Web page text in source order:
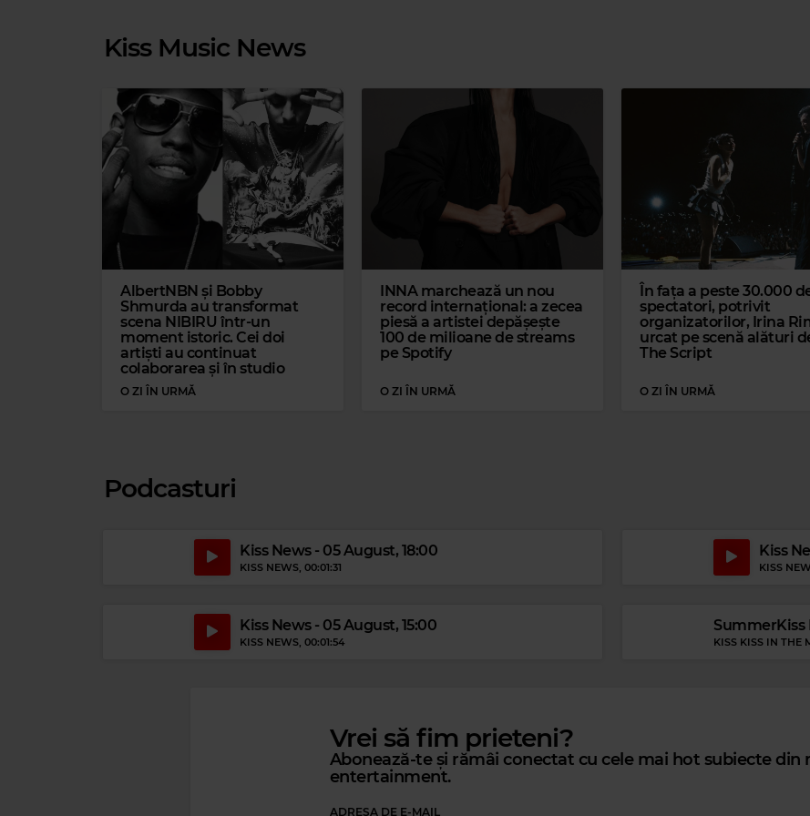
Magic Relax
QUEEN–ANOTHER ONE BITES THE DUST
Magic Classic Music
Kiss Music News
AlbertNBN și Bobby
Shmurda au transformat
scena NIBIRU într-un
moment istoric. Cei doi
artiști au continuat
colaborarea și în studio
O ZI ÎN URMĂ
INNA marchează un nou
record internațional: a zecea
piesă a artistei depășește
100 de milioane de streams
pe Spotify
O ZI ÎN URMĂ
În fața a peste 30.000
spectatori, potrivit
organizatorilor, Irina
urcat pe scenă alături
The Script
O ZI ÎN URMĂ
Podcasturi
Kiss News - 05 August, 18:00
KISS NEWS , 00:01:31
Kiss
KISS
Kiss News - 05 August, 15:00
KISS NEWS , 00:01:54
SummerKiss
KISS KISS IN THE
Vrei să fim prieteni?
Abonează-te și rămâi conectat cu cele mai hot subiecte din
entertainment.
ADRESA DE E-MAIL